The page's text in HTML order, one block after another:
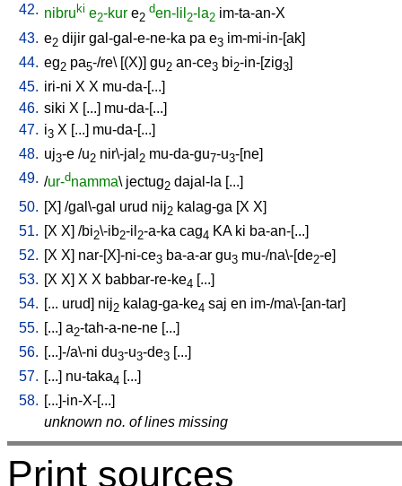
42. nibruki e2-kur e2
den-lil 2-la2 im-ta-an-X
43. e2 dijir gal-gal-e-ne-ka pa e3 im-mi-in-[ak]
44. eg2 pa5-/re\ [(X)] gu2 an-ce3 bi2-in-[zig3]
45. iri-ni X X mu-da-[...]
46. siki X [...] mu-da-[...]
47. i3 X [...] mu-da-[...]
48. uj3-e /u2 nir\-jal 2 mu-da-gu7-u3-[ne]
49. /ur-dnamma\ jectug2 dajal-la [...]
50. [X] /gal\-gal urud nij2 kalag-ga [X X]
51. [X X] /bi2\-ib2-il 2-a-ka cag4 KA ki ba-an-[...]
52. [X X] nar-[X]-ni-ce3 ba-a-ar gu3 mu-/na\-[de2-e]
53. [X X] X X babbar-re-ke4 [...]
54. [... urud] nij2 kalag-ga-ke4 saj en im-/ma\-[an-tar]
55. [...] a2-tah-a-ne-ne [...]
56. [...]-/a\-ni du3-u3-de3 [...]
57. [...] nu-taka4 [...]
58. [...]-in-X-[...]
unknown no. of lines missing
Print sources